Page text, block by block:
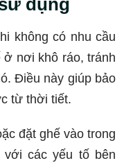
dụng
không có nhu cầu
ở nơi khô ráo, tránh
Điều này giúp bảo
từ thời tiết.
đặt ghế vào trong
các yếu tố bên